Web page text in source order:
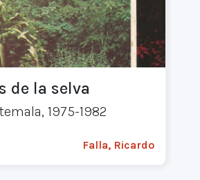
de la selva
1975-1982
Falla, Ricardo